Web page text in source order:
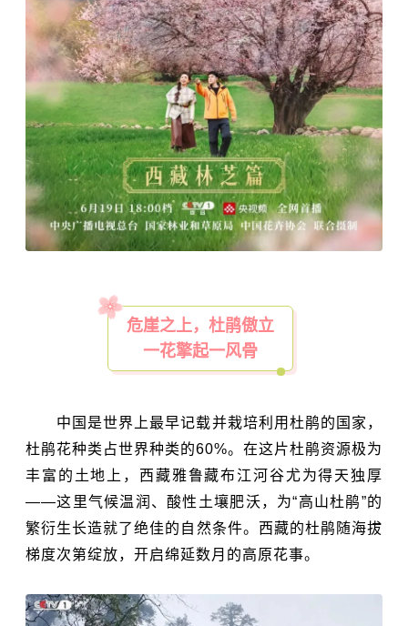
危崖之上，杜鹃傲立
一花擎起一风骨
中国是世界上最早记载并栽培利用杜鹃的国家，
杜鹃花种类占世界种类的60%。在这片杜鹃资源极为
丰富的土地上，西藏雅鲁藏布江河谷尤为得天独厚
——这里气候温润、酸性土壤肥沃，为“高山杜鹃”的
繁衍生长造就了绝佳的自然条件。西藏的杜鹃随海拔
梯度次第绽放，开启绵延数月的高原花事。